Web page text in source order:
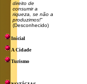
direito de
consumir a
riqueza, se não a
produzimos!"
(Desconhecido)
Inicial
A Cidade
Turismo